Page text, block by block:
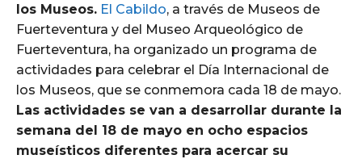
los Museos. El Cabildo, a través de Museos de
Fuerteventura y del Museo Arqueológico de
Fuerteventura, ha organizado un programa de
actividades para celebrar el Día Internacional de
los Museos, que se conmemora cada 18 de mayo.
Las actividades se van a desarrollar durante la
semana del 18 de mayo en ocho espacios
museísticos diferentes para acercar su